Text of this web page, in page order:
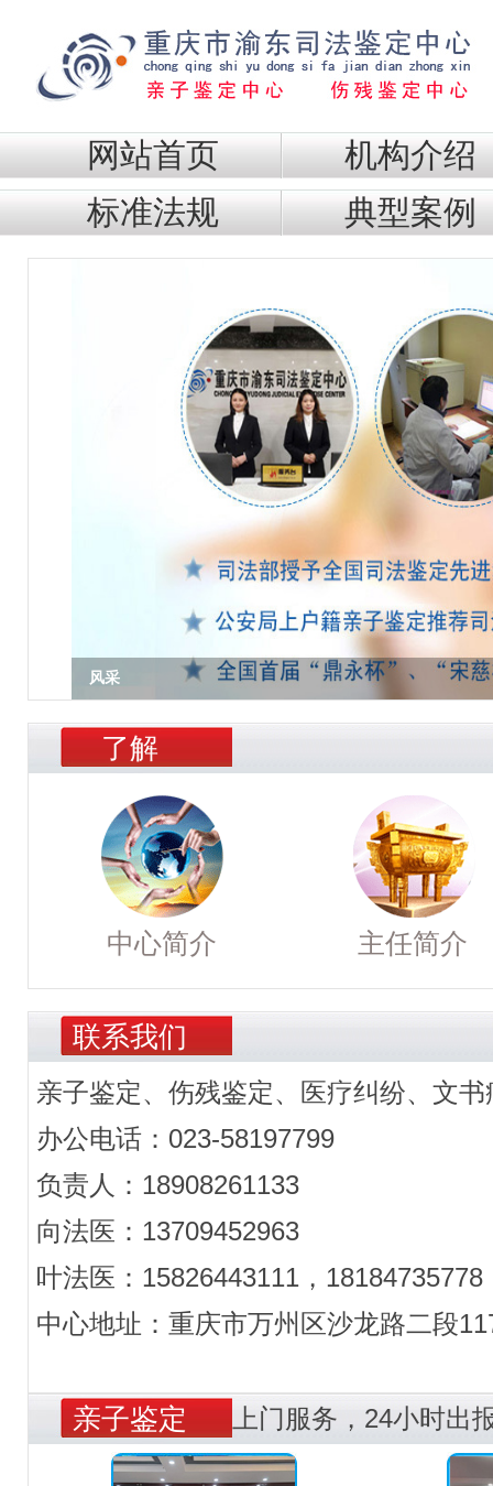
网站首页
机构介绍
标准法规
典型案例
风采
了解
中心简介 主任简介
联系我们
亲子鉴定、伤残鉴定、医疗纠纷、文
办公电话：023-58197799
负责人：18908261133
向法医：13709452963
叶法医：15826443111，18184735778
中心地址：重庆市万州区沙龙路二段
亲子鉴定 上门服务，24小时出